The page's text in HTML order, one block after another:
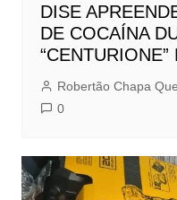
DISE
DE COCAÍNA
Robertão Chapa
0